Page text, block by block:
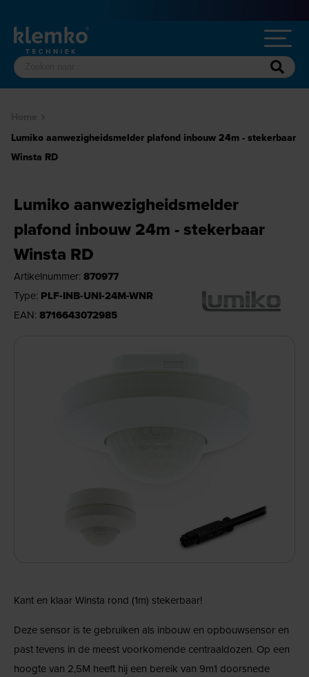
Lumiko aanwezigheidsmelder plafond inbouw 24m - stekerbaar
Winsta RD
Lumiko aanwezigheidsmelder
plafond inbouw 24m - stekerbaar
Winsta RD
Artikelnummer: 870977
Type: PLF-INB-UNI-24M-WNR
EAN: 8716643072985
Kant en klaar Winsta rond (1m) stekerbaar!
Deze sensor is te gebruiken als inbouw en opbouwsensor en
past tevens in de meest voorkomende centraaldozen. Op een
hoogte van 2,5M heeft hij een bereik van 9m1 doorsnede